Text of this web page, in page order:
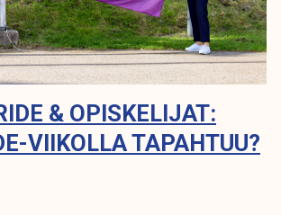
& OPISKELIJAT:
VIIKOLLA TAPAHTUU?